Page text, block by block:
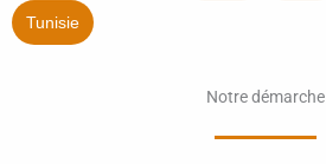
Tunisie
Notre démarche